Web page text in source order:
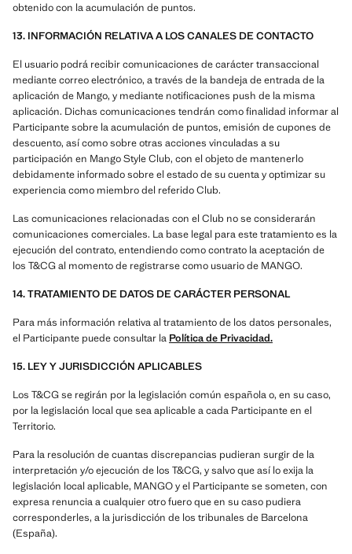
obtenido con la acumulación de puntos.
13. INFORMACIÓN RELATIVA A LOS CANALES DE CONTACTO
El usuario podrá recibir comunicaciones de carácter transaccional
mediante correo electrónico, a través de la bandeja de entrada de la
aplicación de Mango, y mediante notificaciones push de la misma
aplicación. Dichas comunicaciones tendrán como finalidad informar al
Participante sobre la acumulación de puntos, emisión de cupones de
descuento, así como sobre otras acciones vinculadas a su
participación en Mango Style Club, con el objeto de mantenerlo
debidamente informado sobre el estado de su cuenta y optimizar su
experiencia como miembro del referido Club.
Las comunicaciones relacionadas con el Club no se considerarán
comunicaciones comerciales. La base legal para este tratamiento es la
ejecución del contrato, entendiendo como contrato la aceptación de
los T&CG al momento de registrarse como usuario de MANGO.
14. TRATAMIENTO DE DATOS DE CARÁCTER PERSONAL
Para más información relativa al tratamiento de los datos personales,
el Participante puede consultar la Política de Privacidad.
15. LEY Y JURISDICCIÓN APLICABLES
Los T&CG se regirán por la legislación común española o, en su caso,
por la legislación local que sea aplicable a cada Participante en el
Territorio.
Para la resolución de cuantas discrepancias pudieran surgir de la
interpretación y/o ejecución de los T&CG, y salvo que así lo exija la
legislación local aplicable, MANGO y el Participante se someten, con
expresa renuncia a cualquier otro fuero que en su caso pudiera
corresponderles, a la jurisdicción de los tribunales de Barcelona
(España).